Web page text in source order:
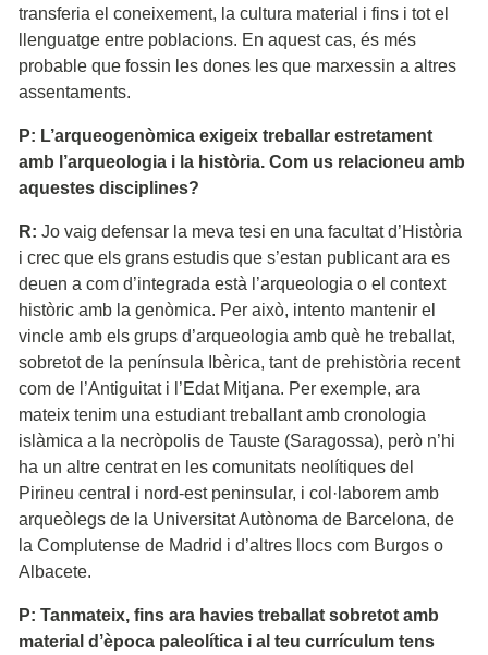
transferia el coneixement, la cultura material i fins i tot el
llenguatge entre poblacions. En aquest cas, és més
probable que fossin les dones les que marxessin a altres
assentaments.
P: L’arqueogenòmica exigeix treballar estretament
amb l’arqueologia i la història. Com us relacioneu amb
aquestes disciplines?
R: Jo vaig defensar la meva tesi en una facultat d’Història
i crec que els grans estudis que s’estan publicant ara es
deuen a com d’integrada està l’arqueologia o el context
històric amb la genòmica. Per això, intento mantenir el
vincle amb els grups d’arqueologia amb què he treballat,
sobretot de la península Ibèrica, tant de prehistòria recent
com de l’Antiguitat i l’Edat Mitjana. Per exemple, ara
mateix tenim una estudiant treballant amb cronologia
islàmica a la necròpolis de Tauste (Saragossa), però n’hi
ha un altre centrat en les comunitats neolítiques del
Pirineu central i nord-est peninsular, i col·laborem amb
arqueòlegs de la Universitat Autònoma de Barcelona, de
la Complutense de Madrid i d’altres llocs com Burgos o
Albacete.
P: Tanmateix, fins ara havies treballat sobretot amb
material d’època paleolítica i al teu currículum tens